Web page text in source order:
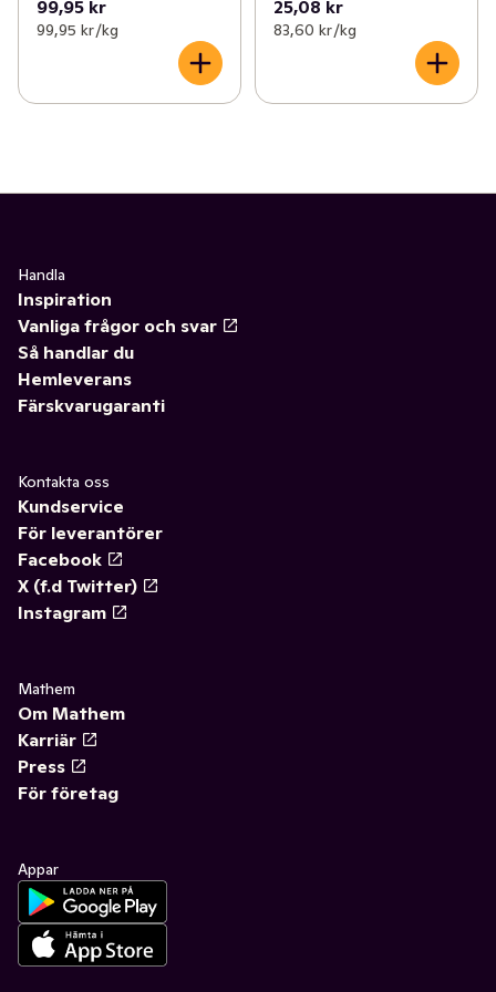
99,95 kr
99,95 kr /kg
25,08 kr
83,60 kr /kg
Handla
Inspiration
Vanliga frågor och svar
Så handlar du
Hemleverans
Färskvarugaranti
Kontakta oss
Kundservice
För leverantörer
Facebook
X (f.d Twitter)
Instagram
Mathem
Om Mathem
Karriär
Press
För företag
Appar